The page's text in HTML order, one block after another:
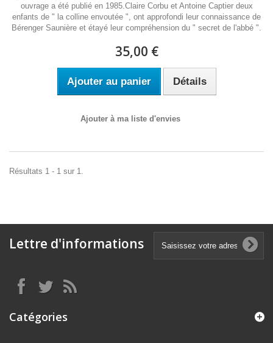
ouvrage a été publié en 1985.Claire Corbu et Antoine Captier deux
enfants de " la colline envoutée ", ont approfondi leur connaissance de
Bérenger Saunière et étayé leur compréhension du " secret de l'abbé ".
35,00 €
Ajouter au panier Détails
Ajouter à ma liste d'envies
Résultats 1 - 1 sur 1.
Lettre d'informations
Catégories